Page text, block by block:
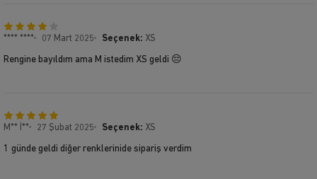
**** **** 07 Mart 2025 Seçenek: XS
Rengine bayıldım ama M istedim XS geldi 😔
M** İ** 27 Şubat 2025 Seçenek: XS
1 günde geldi diğer renklerinide sipariş verdim